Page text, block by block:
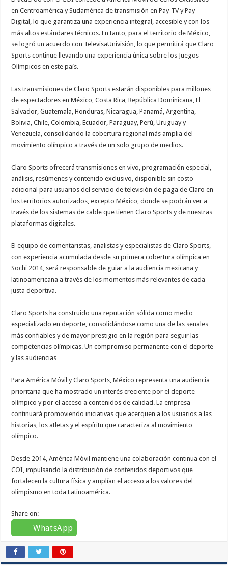
en Centroamérica y Sudamérica de transmisión en Pay-TV y Pay-
Digital, lo que garantiza una experiencia integral, accesible y con los
más altos estándares técnicos. En tanto, para el territorio de México,
se logró un acuerdo con TelevisaUnivisión, lo que permitirá que Claro
Sports continue llevando una experiencia única sobre los Juegos
Olímpicos en este país.
Las transmisiones de Claro Sports estarán disponibles para millones
de espectadores en México, Costa Rica, República Dominicana, El
Salvador, Guatemala, Honduras, Nicaragua, Panamá, Argentina,
Bolivia, Chile, Colombia, Ecuador, Paraguay, Perú, Uruguay y
Venezuela, consolidando la cobertura regional más amplia del
movimiento olímpico a través de un solo grupo de medios.
Claro Sports ofrecerá transmisiones en vivo, programación especial,
análisis, resúmenes y contenido exclusivo, disponible sin costo
adicional para usuarios del servicio de televisión de paga de Claro en
los territorios autorizados, excepto México, donde se podrán ver a
través de los sistemas de cable que tienen Claro Sports y de nuestras
plataformas digitales.
El equipo de comentaristas, analistas y especialistas de Claro Sports,
con experiencia acumulada desde su primera cobertura olímpica en
Sochi 2014, será responsable de guiar a la audiencia mexicana y
latinoamericana a través de los momentos más relevantes de cada
justa deportiva.
Claro Sports ha construido una reputación sólida como medio
especializado en deporte, consolidándose como una de las señales
más confiables y de mayor prestigio en la región para seguir las
competencias olímpicas. Un compromiso permanente con el deporte
y las audiencias
Para América Móvil y Claro Sports, México representa una audiencia
prioritaria que ha mostrado un interés creciente por el deporte
olímpico y por el acceso a contenidos de calidad. La empresa
continuará promoviendo iniciativas que acerquen a los usuarios a las
historias, los atletas y el espíritu que caracteriza al movimiento
olímpico.
Desde 2014, América Móvil mantiene una colaboración continua con el
COI, impulsando la distribución de contenidos deportivos que
fortalecen la cultura física y amplían el acceso a los valores del
olimpismo en toda Latinoamérica.
Share on:
WhatsApp